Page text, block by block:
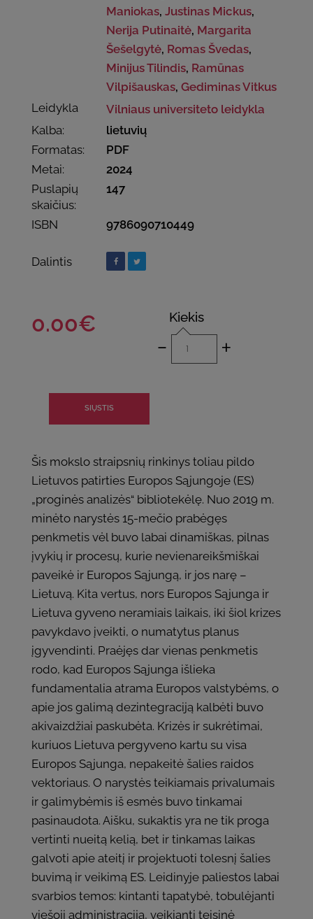
Maniokas,Justinas Mickus,
Nerija Putinaitė, Margarita
Šešelgytė, Romas Švedas,
Minijus Tilindis, Ramūnas
Vilpišauskas,Gediminas Vitkus
Leidykla
Vilniaus universiteto leidykla
Kalba:
lietuvių
Formatas:
PDF
Metai:
2024
Puslapių
skaičius:
147
ISBN 9786090710449
Dalintis
0.00€ Kiekis
- +
SIŲSTIS
Šis mokslo straipsnių rinkinys toliau pildo
Lietuvos patirties Europos Sąjungoje (ES)
„proginės analizės“ bibliotekėlę. Nuo 2019 m.
minėto narystės 15-mečio prabėgęs
penkmetis vėl buvo labai dinamiškas, pilnas
įvykių ir procesų, kurie nevienareikšmiškai
paveikė ir Europos Sąjungą, ir jos narę –
Lietuvą. Kita vertus, nors Europos Sąjunga ir
Lietuva gyveno neramiais laikais, iki šiol krizes
pavykdavo įveikti, o numatytus planus
įgyvendinti. Praėjęs dar vienas penkmetis
rodo, kad Europos Sąjunga išlieka
fundamentalia atrama Europos valstybėms, o
apie jos galimą dezintegraciją kalbėti buvo
akivaizdžiai paskubėta. Krizės ir sukrėtimai,
kuriuos Lietuva pergyveno kartu su visa
Europos Sąjunga, nepakeitė šalies raidos
vektoriaus. O narystės teikiamais privalumais
ir galimybėmis iš esmės buvo tinkamai
pasinaudota. Aišku, sukaktis yra ne tik proga
vertinti nueitą kelią, bet ir tinkamas laikas
galvoti apie ateitį ir projektuoti tolesnį šalies
buvimą ir veikimą ES. Leidinyje paliestos labai
svarbios temos: kintanti tapatybė, tobulėjanti
viešoji administracija, veikianti teisinė